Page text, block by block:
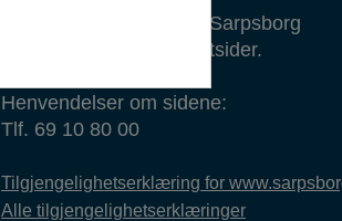
www.sarpsborg.com er Sarpsborg
kommunes offisielle nettsider.
Henvendelser om sidene:
Tlf. 69 10 80 00
Tilgjengelighetserklæring for
Alle tilgjengelighetserklæringer